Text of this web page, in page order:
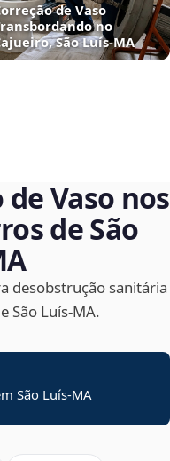
de Vaso
no
São Luís‑MA
Vaso nos
de São
desobstrução sanitária
São Luís‑MA.
São Luís-MA